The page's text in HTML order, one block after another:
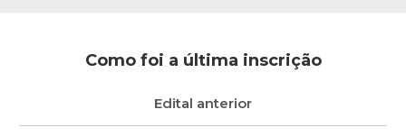
Como foi a última inscrição
Edital anterior